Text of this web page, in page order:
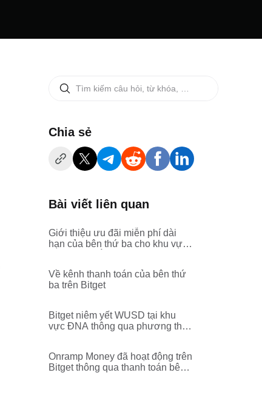
‌Chia sẻ
Bài viết liên quan
Giới thiệu ưu đãi miễn phí dài
hạn của bên thứ ba cho khu vực
Về kênh thanh toán của bên thứ
ba trên Bitget
Bitget niêm yết WUSD tại khu
vực ĐNA thông qua phương thức
Onramp Money đã hoạt động trên
Bitget thông qua thanh toán bên